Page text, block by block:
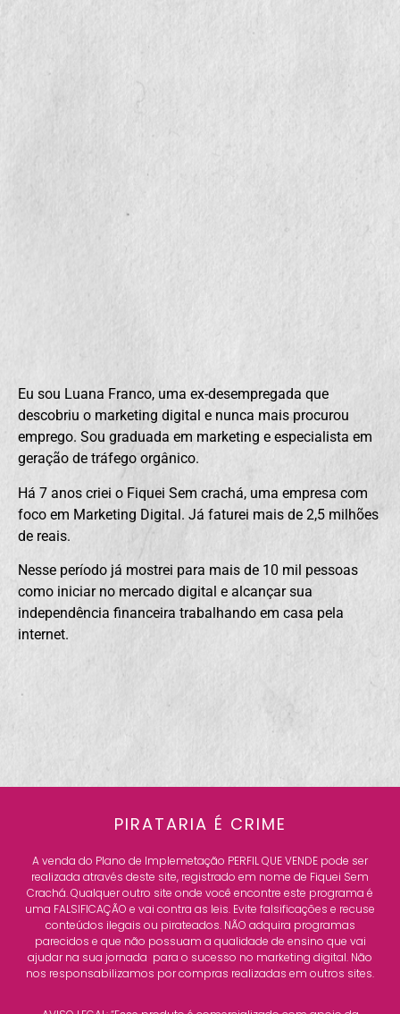
Eu sou Luana Franco, uma ex-desempregada que
descobriu o marketing digital e nunca mais procurou
emprego. Sou graduada em marketing e especialista em
geração de tráfego orgânico.
Há 7 anos criei o Fiquei Sem crachá, uma empresa com
foco em Marketing Digital. Já faturei mais de 2,5 milhões
de reais.
Nesse período já mostrei para mais de 10 mil pessoas
como iniciar no mercado digital e alcançar sua
independência financeira trabalhando em casa pela
internet.
PIRATARIA É CRIME
A venda do Plano de Implemetação PERFIL QUE VENDE pode ser
realizada através deste site, registrado em nome de Fiquei Sem
Crachá. Qualquer outro site onde você encontre este programa é
uma FALSIFICAÇÃO e vai contra as leis. Evite falsificações e recuse
conteúdos ilegais ou pirateados. NÃO adquira programas
parecidos e que não possuam a qualidade de ensino que vai
ajudar na sua jornada para o sucesso no marketing digital. Não
nos responsabilizamos por compras realizadas em outros sites.